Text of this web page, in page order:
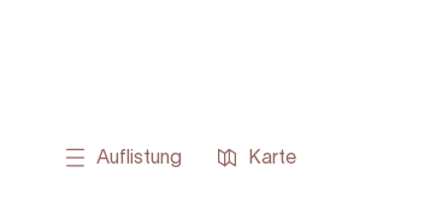
Auflistung Karte